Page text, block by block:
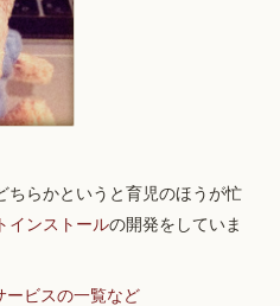
ちらかというと育児のほうが忙
インストールの開発をしていま
ービスの一覧など